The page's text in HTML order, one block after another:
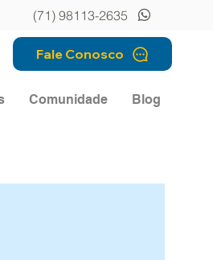
(71) 98113-2635
Fale Conosco
Comunidade Blog